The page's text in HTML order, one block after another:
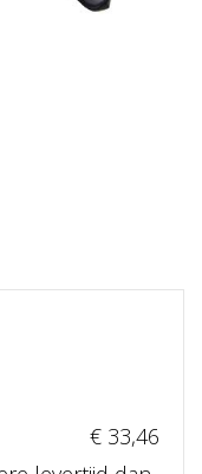
€ 33,46